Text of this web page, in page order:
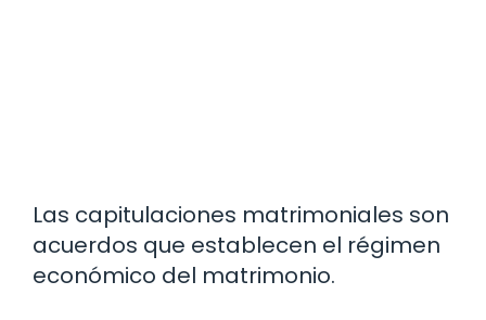
Las capitulaciones matrimoniales son
acuerdos que establecen el régimen
económico del matrimonio.